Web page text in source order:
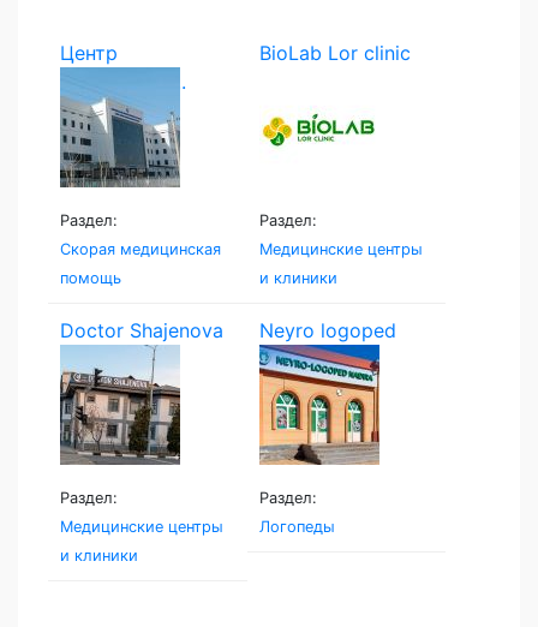
Центр
экстренной...
Раздел:
Скорая медицинская
помощь
BioLab Lor clinic
Раздел:
Медицинские центры
и клиники
Doctor Shajenova
Раздел:
Медицинские центры
и клиники
Neyro logoped
Раздел:
Логопеды